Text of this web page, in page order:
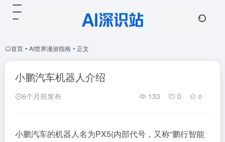
首页 • AI世界漫游指南 • 正文
小鹏汽车机器人介绍
6个月前发布 133 0 0
小鹏汽车的机器人名为PX5(内部代号，又称“鹏行智能